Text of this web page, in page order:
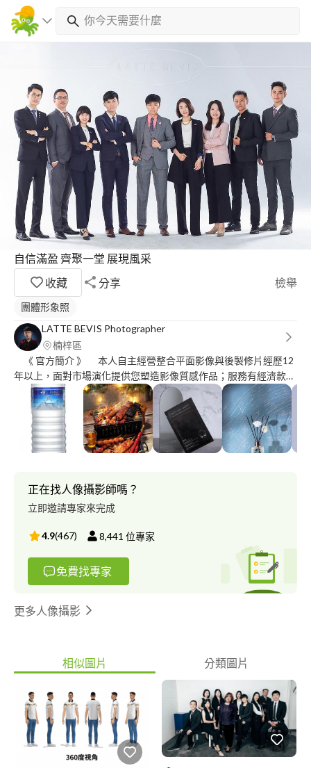
自信滿盈 齊聚一堂 展現風采
收藏
分享 檢舉
團體形象照
LATTE BEVIS Photographer
楠梓區
《 官方簡介 》 本人自主經營整合平面影像與後製修片經歷12
年以上，面對市場演化提供您塑造影像質感作品；服務有經濟款、
質感款、高訂款等層級規劃。歡迎訂製屬於您的作品！ 《 拍攝
項目 》 商業攝影｜商品｜美食｜肖像｜空間 ◆ 請至下方「官方作
品網」聯繫我拍攝需求！ 《官方作品網站．諮詢聯繫》
https://www.flickr.com/people/lb731211/
正在找人像攝影師嗎？
立即邀請專家來完成
4.9(467) 8,441 位專家
免費找專家
更多人像攝影
相似圖片 分類圖片